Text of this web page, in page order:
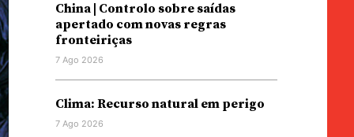
China | Controlo sobre saídas
apertado com novas regras
fronteiriças
7 Ago 2026
Clima: Recurso natural em perigo
7 Ago 2026